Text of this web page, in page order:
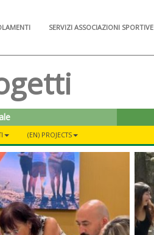
SERVIZI ASSOCIAZIONI SPORTIVE
(EN) PROJECTS